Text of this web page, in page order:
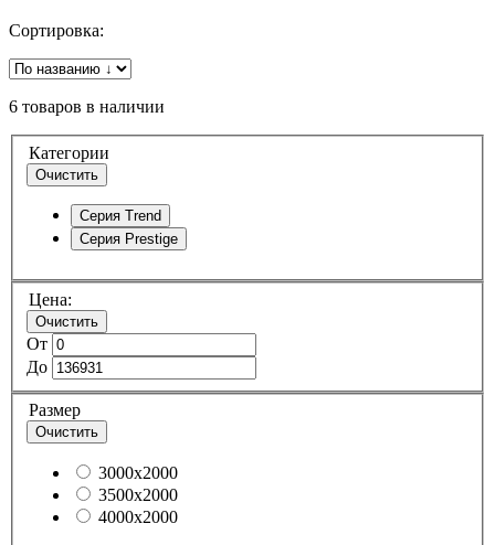
Сортировка:
6 товаров в наличии
Категории
Очистить
Серия Trend
Серия Prestige
Цена:
Очистить
От
До
Размер
Очистить
3000x2000
3500x2000
4000x2000